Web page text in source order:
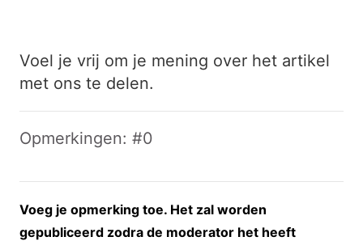
Voel je vrij om je mening over het artikel
met ons te delen.
Opmerkingen: #0
Voeg je opmerking toe. Het zal worden
gepubliceerd zodra de moderator het heeft